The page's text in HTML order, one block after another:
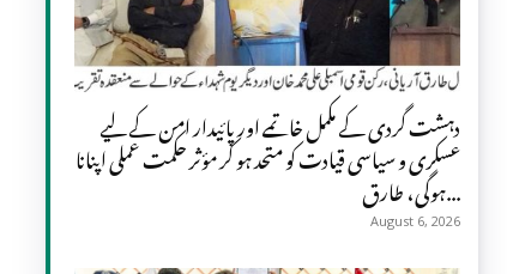
دہشت گردی کے مکمل خاتمے اور پائیدار امن کے لیے
عسکری و سیاسی قیادت کو متحد ہو کر مؤثر حکمت عملی اپنانا
ہوگی، طارق...
August 6, 2026